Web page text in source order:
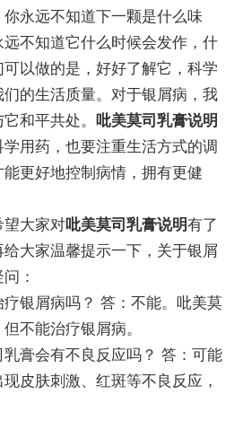
永远不知道下一颗是什么味
不知道它什么时候会发作，什
以做的是，好好了解它，科学
的生活质量。对于银屑病，我
和平共处。
吡美莫司乳膏说明
用药，也要注重生活方式的调
更好地控制病情，拥有更健
望大家对吡美莫司乳膏说明有了
大家温馨提示一下，关于银屑
：
银屑病吗？ 答：不能。吡美莫
不能治疗银屑病。
膏会有不良反应吗？ 答：可能
皮肤刺激、红斑等不良反应，